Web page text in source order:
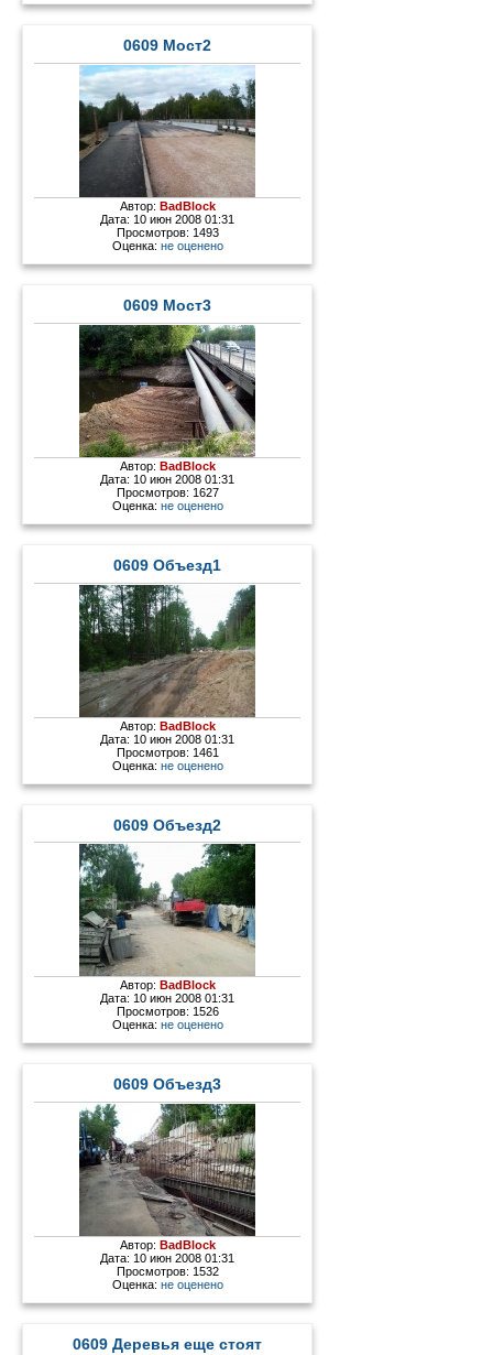
0609 Мост2
Автор: BadBlock
Дата: 10 июн 2008 01:31
Просмотров: 1493
Оценка: не оценено
0609 Мост3
Автор: BadBlock
Дата: 10 июн 2008 01:31
Просмотров: 1627
Оценка: не оценено
0609 Объезд1
Автор: BadBlock
Дата: 10 июн 2008 01:31
Просмотров: 1461
Оценка: не оценено
0609 Объезд2
Автор: BadBlock
Дата: 10 июн 2008 01:31
Просмотров: 1526
Оценка: не оценено
0609 Объезд3
Автор: BadBlock
Дата: 10 июн 2008 01:31
Просмотров: 1532
Оценка: не оценено
0609 Деревья еще стоят